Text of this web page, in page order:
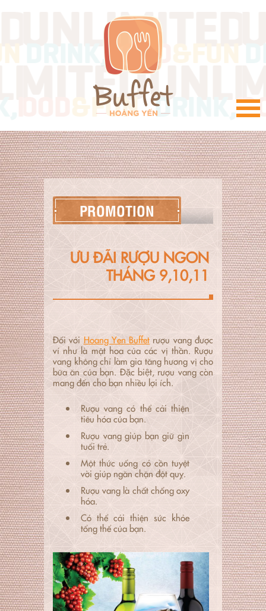
PROMOTION
ƯU ĐÃI RƯỢU NGON
THÁNG 9,10,11
Đối với Hoang Yen Buffet rượu vang được
ví như là mật hoa của các vị thần. Rượu
vang không chỉ làm gia tăng hương vị cho
bữa ăn của bạn. Đặc biệt, rượu vang còn
mang đến cho bạn nhiều lợi ích.
Rượu vang có thể cải thiện
tiêu hóa của bạn.
Rượu vang giúp bạn giữ gìn
tuổi trẻ.
Một thức uống có cồn tuyệt
vời giúp ngăn chặn đột quỵ.
Rượu vang là chất chống oxy
hóa.
Có thể cải thiện sức khỏe
tổng thể của bạn.